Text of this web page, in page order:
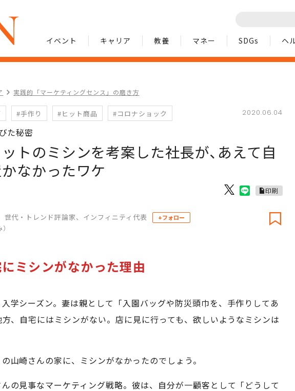
イベント キャリア 教養 マネー SDGs ヘ
実践的「マーケティングセンス」の磨き方
#手作り #ヒット商品 #コロナショック 2020.06.04
た秘密
トのミシンを考案した社長が､あえて自
なかったワケ
印刷
世代・トレンド評論家、インフィニティ代表 +フォロー
ミシンがなかった理由
学シーズン。妻は親として「入園バッグや防災頭巾を、手作りしてあ
、自宅にはミシンがない。店に見に行っても、欲しいようなミシンは
山崎さんの家に、ミシンがなかったのでしょう。
の見事なマーケティング戦略。彼は、自分が一顧客として「どうして